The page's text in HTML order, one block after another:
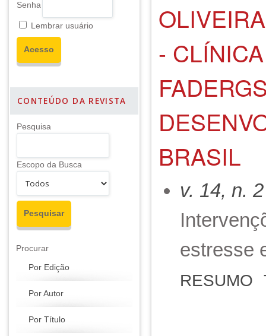
Senha
Lembrar usuário
CONTEÚDO DA REVISTA
Pesquisa
Escopo da Busca
Procurar
Por Edição
Por Autor
Por Título
-
BRASIL
v. 14, n.
estresse
RESUMO